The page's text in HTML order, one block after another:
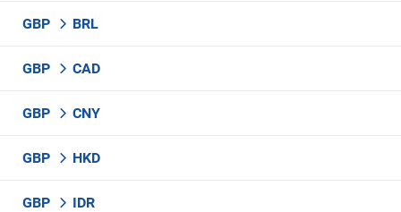
GBP BRL
GBP CAD
GBP CNY
GBP HKD
GBP IDR